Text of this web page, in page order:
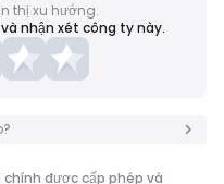
thị xu hướng.
nhận xét công ty này.
được cấp phép và